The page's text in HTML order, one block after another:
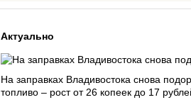
Актуально
На заправках Владивостока снова
топливо – рост от 26 копеек до 17